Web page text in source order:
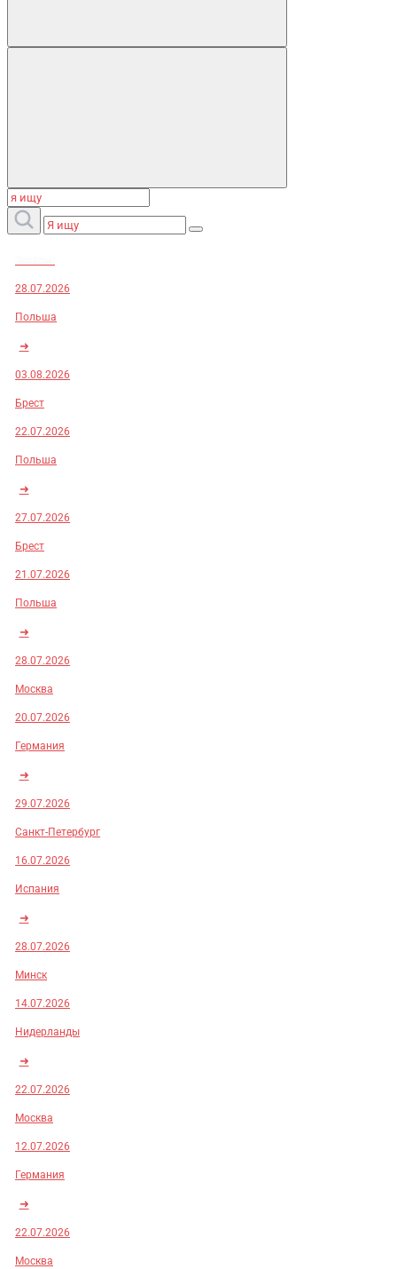
28.07.2026
Польша
➜
03.08.2026
Брест
22.07.2026
Польша
➜
27.07.2026
Брест
21.07.2026
Польша
➜
28.07.2026
Москва
20.07.2026
Германия
➜
29.07.2026
Санкт-Петербург
16.07.2026
Испания
➜
28.07.2026
Минск
14.07.2026
Нидерланды
➜
22.07.2026
Москва
12.07.2026
Германия
➜
22.07.2026
Москва